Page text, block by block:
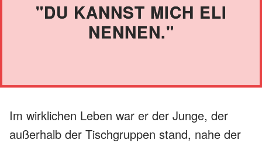
"DU KANNST MICH ELI
NENNEN."
Im wirklichen Leben war er der Junge, der
außerhalb der Tischgruppen stand, nahe der